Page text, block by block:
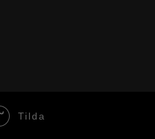
Tilda